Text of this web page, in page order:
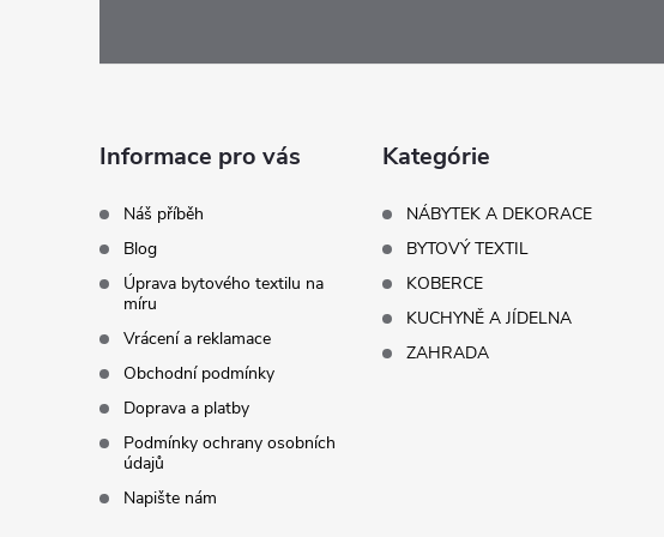
Informace pro vás
Náš příběh
Blog
Úprava bytového textilu na
míru
Vrácení a reklamace
Obchodní podmínky
Doprava a platby
Podmínky ochrany osobních
údajů
Napište nám
Kategórie
NÁBYTEK A DEKORACE
BYTOVÝ TEXTIL
KOBERCE
KUCHYNĚ A JÍDELNA
ZAHRADA